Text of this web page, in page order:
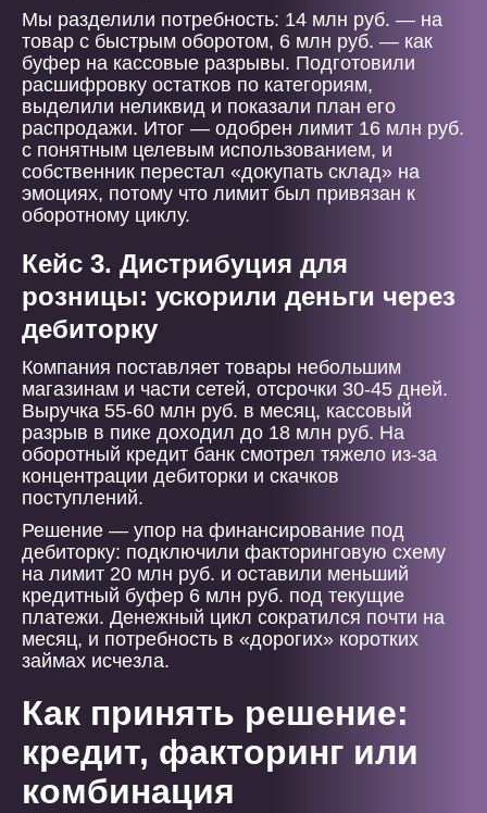
Мы разделили потребность: 14 млн руб. — на
товар с быстрым оборотом, 6 млн руб. — как
буфер на кассовые разрывы. Подготовили
расшифровку остатков по категориям,
выделили неликвид и показали план его
распродажи. Итог — одобрен лимит 16 млн руб.
с понятным целевым использованием, и
собственник перестал «докупать склад» на
эмоциях, потому что лимит был привязан к
оборотному циклу.
Кейс 3. Дистрибуция для
розницы: ускорили деньги через
дебиторку
Компания поставляет товары небольшим
магазинам и части сетей, отсрочки 30-45 дней.
Выручка 55-60 млн руб. в месяц, кассовый
разрыв в пике доходил до 18 млн руб. На
оборотный кредит банк смотрел тяжело из-за
концентрации дебиторки и скачков
поступлений.
Решение — упор на финансирование под
дебиторку: подключили факторинговую схему
на лимит 20 млн руб. и оставили меньший
кредитный буфер 6 млн руб. под текущие
платежи. Денежный цикл сократился почти на
месяц, и потребность в «дорогих» коротких
займах исчезла.
Как принять решение:
кредит, факторинг или
комбинация